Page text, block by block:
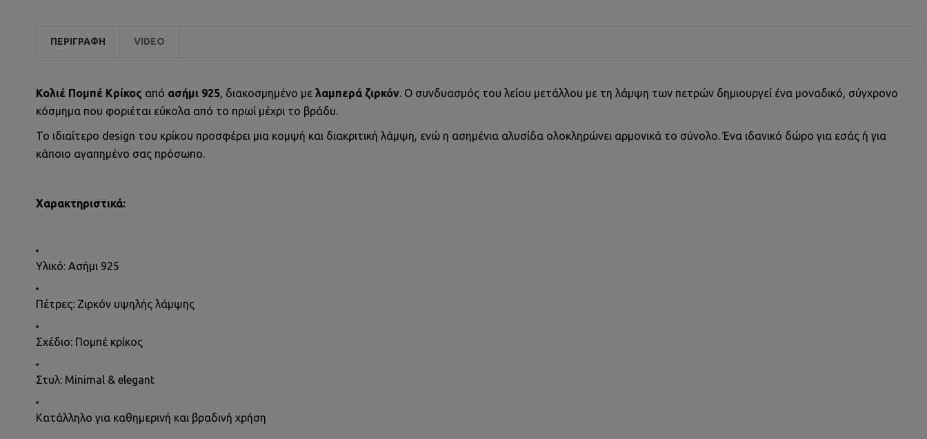
ΠΕΡΙΓΡΑΦΉ VIDEO
Κολιέ Πομπέ Κρίκος από ασήμι 925, διακοσμημένο με λαμπερά ζιρκόν. Ο συνδυασμός του λείου μετάλλου με τη λάμψη των πετρών δημιουργεί ένα μοναδικό, σύγχρονο
κόσμημα που φοριέται εύκολα από το πρωί μέχρι το βράδυ.
Το ιδιαίτερο design του κρίκου προσφέρει μια κομψή και διακριτική λάμψη, ενώ η ασημένια αλυσίδα ολοκληρώνει αρμονικά το σύνολο. Ένα ιδανικό δώρο για εσάς ή για
κάποιο αγαπημένο σας πρόσωπο.
Χαρακτηριστικά:
Υλικό: Ασήμι 925
Πέτρες: Ζιρκόν υψηλής λάμψης
Σχέδιο: Πομπέ κρίκος
Στυλ: Minimal & elegant
Κατάλληλο για καθημερινή και βραδινή χρήση